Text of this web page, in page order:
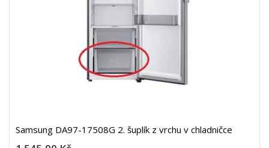
Samsung DA97-17508G 2. šuplík z vrchu v chladničce